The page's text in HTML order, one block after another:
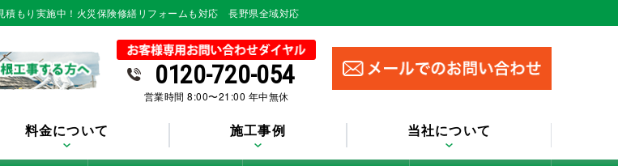
積もり実施中！火災保険修繕リフォームも対応 長野県全域対応
0120-720-054
営業時間 8:00〜21:00 年中無休
料金について 施工事例 当社について